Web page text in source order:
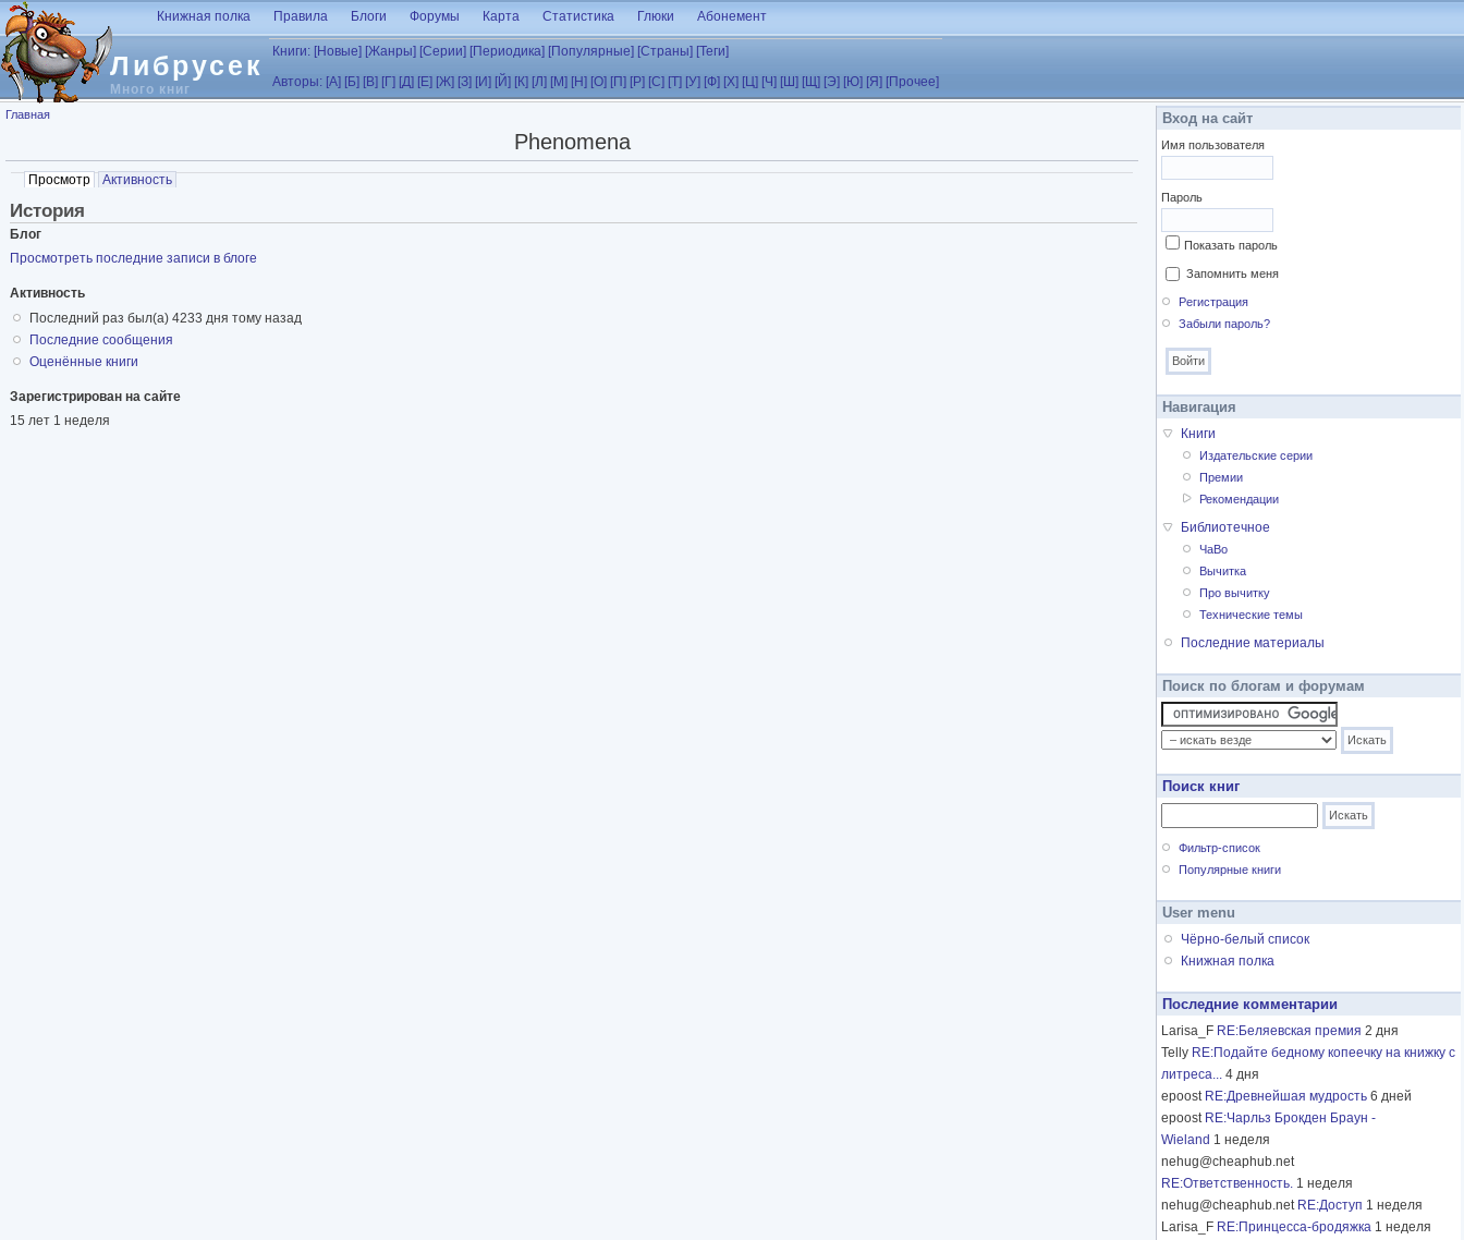
Перейти к основному содержанию
Либрусек
Много книг
Книжная полка Правила Блоги Форумы Карта Статистика Глюки Абонемент
Книги: [Новые] [Жанры] [Серии] [Периодика] [Популярные] [Страны] [Теги]
Авторы: [А] [Б] [В] [Г] [Д] [Е] [Ж] [З] [И] [Й] [К] [Л] [М] [Н] [О] [П] [Р] [С] [Т] [У] [Ф] [Х] [Ц] [Ч] [Ш] [Щ] [Э] [Ю] [Я] [Прочее]
Вы здесь
Главная
Phenomena
Главные вкладки
Просмотр (активная вкладка)
Активность
История
Блог
Просмотреть последние записи в блоге
Активность
Последний раз был(а) 4233 дня тому назад
Последние cообщения
Оценённые книги
Зарегистрирован на сайте
15 лет 1 неделя
Вход на сайт
Имя пользователя
Пароль
Показать пароль
Запомнить меня
Регистрация
Забыли пароль?
Навигация
Книги
Издательские серии
Премии
Рекомендации
Библиотечное
ЧаВо
Вычитка
Про вычитку
Технические темы
Последние материалы
Поиск по блогам и форумам
Поиск книг
Фильтр-список
Популярные книги
User menu
Чёрно-белый список
Книжная полка
Последние комментарии
Larisa_F RE:Беляевская премия 2 дня
Telly RE:Подайте бедному копеечку на книжку с
литреса... 4 дня
epoost RE:Древнейшая мудрость 6 дней
epoost RE:Чарльз Брокден Браун -
Wieland 1 неделя
nehug@cheaphub.net
RE:Ответственность. 1 неделя
nehug@cheaphub.net RE:Доступ 1 неделя
Larisa_F RE:Принцесса-бродяжка 1 неделя